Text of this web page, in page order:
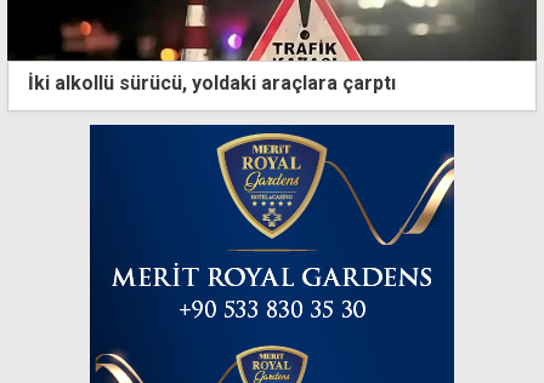
İki alkollü sürücü, yoldaki araçlara çarptı